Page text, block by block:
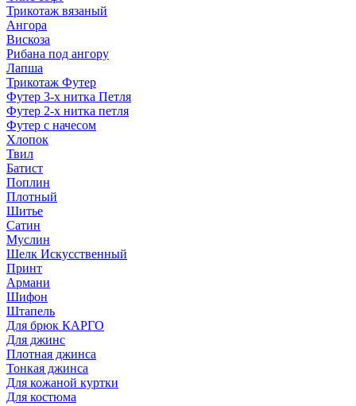
Трикотаж вязаный
Ангора
Вискоза
Рибана под ангору
Лапша
Трикотаж Футер
Футер 3-х нитка Петля
Футер 2-х нитка петля
Футер с начесом
Хлопок
Твил
Батист
Поплин
Плотный
Шитье
Сатин
Муслин
Шелк Искусственный
Принт
Армани
Шифон
Штапель
Для брюк КАРГО
Для джинс
Плотная джинса
Тонкая джинса
Для кожаной куртки
Для костюма